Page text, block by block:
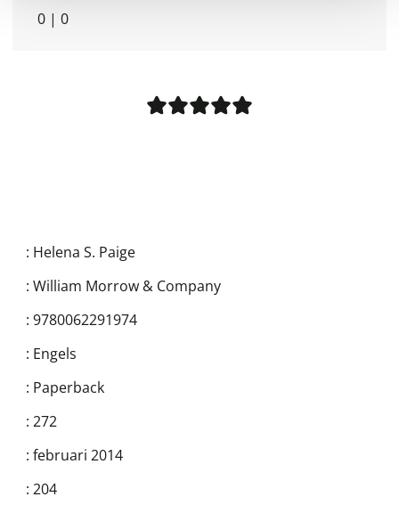
0 | 0
: Helena S. Paige
: William Morrow & Company
: 9780062291974
: Engels
: Paperback
: 272
: februari 2014
: 204